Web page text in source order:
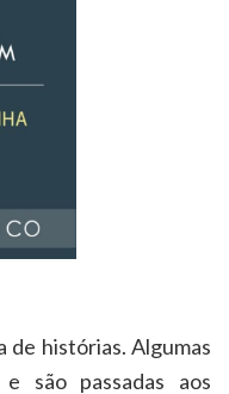
de histórias. Algumas
são passadas aos